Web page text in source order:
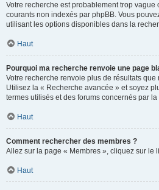
Votre recherche est probablement trop
courants non indexés par phpBB. Vous
utilisant les options disponibles dans la
Haut
Pourquoi ma recherche renvoie une page
Votre recherche renvoie plus de résultats
Utilisez la « Recherche avancée » et soyez
termes utilisés et des forums concernés par
Haut
Comment rechercher des membres ?
Allez sur la page « Membres », cliquez sur le
Haut